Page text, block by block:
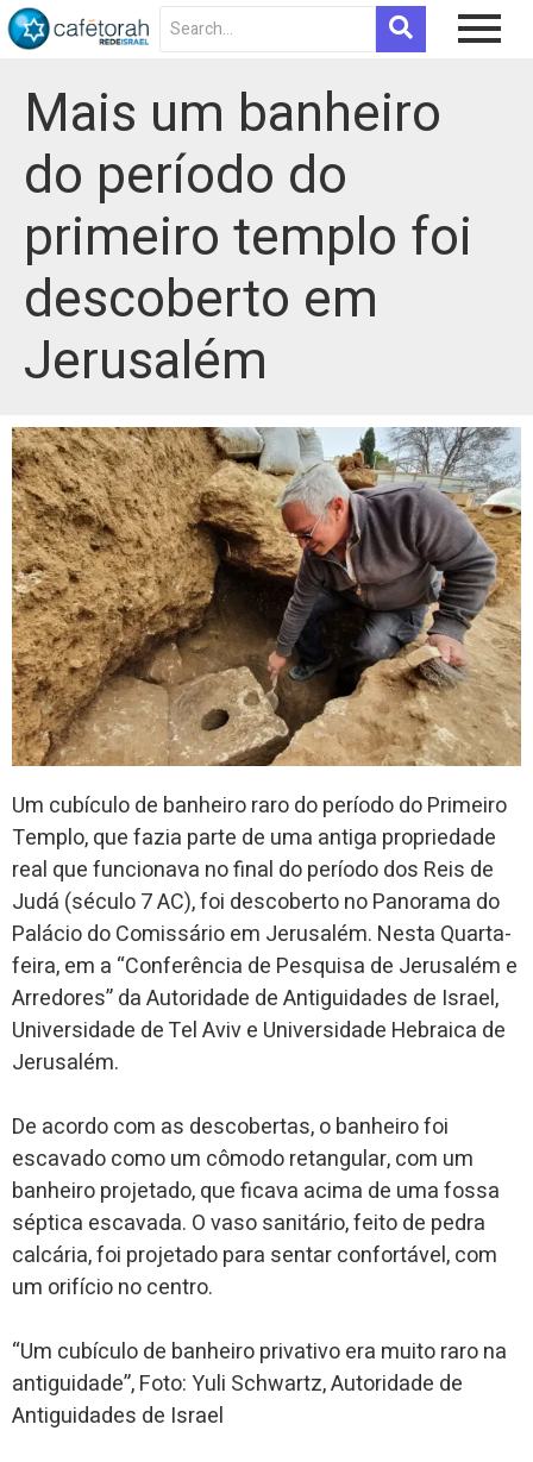
Mais um banheiro
do período do
primeiro templo foi
descoberto em
Jerusalém
Um cubículo de banheiro raro do período do Primeiro
Templo, que fazia parte de uma antiga propriedade
real que funcionava no final do período dos Reis de
Judá (século 7 AC), foi descoberto no Panorama do
Palácio do Comissário em Jerusalém. Nesta Quarta-
feira, em a “Conferência de Pesquisa de Jerusalém e
Arredores” da Autoridade de Antiguidades de Israel,
Universidade de Tel Aviv e Universidade Hebraica de
Jerusalém.
De acordo com as descobertas, o banheiro foi
escavado como um cômodo retangular, com um
banheiro projetado, que ficava acima de uma fossa
séptica escavada. O vaso sanitário, feito de pedra
calcária, foi projetado para sentar confortável, com
um orifício no centro.
“Um cubículo de banheiro privativo era muito raro na
antiguidade”, Foto: Yuli Schwartz, Autoridade de
Antiguidades de Israel